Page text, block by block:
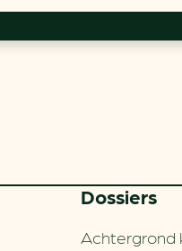
Dossiers
Achtergrond